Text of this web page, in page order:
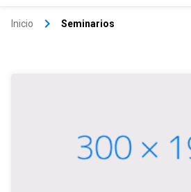
Inicio keyboard_arrow_right Seminarios